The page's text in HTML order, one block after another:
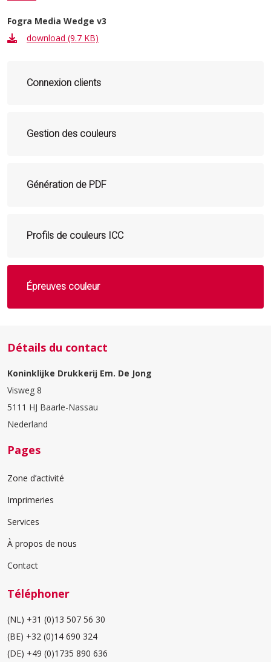
Fogra Media Wedge v3
download (9.7 KB)
Connexion clients
Gestion des couleurs
Génération de PDF
Profils de couleurs ICC
Épreuves couleur
Détails du contact
Koninklijke Drukkerij Em. De Jong
Visweg 8
5111 HJ Baarle-Nassau
Nederland
Pages
Zone d’activité
Imprimeries
Services
À propos de nous
Contact
Téléphoner
(NL) +31 (0)13 507 56 30
(BE) +32 (0)14 690 324
(DE) +49 (0)1735 890 636